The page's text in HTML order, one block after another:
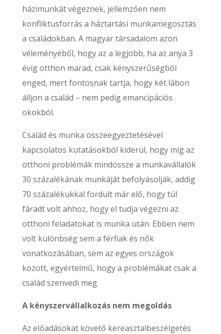
házimunkát végeznek, jellemzően nem
konfliktusforrás a háztartási munkamegosztás
a családokban. A magyar társadalom azon
véleményéből, hogy az a legjobb, ha az anya 3
évig otthon marad, csak kényszerűségből
enged, mert fontosnak tartja, hogy két lábon
álljon a család – nem pedig emancipációs
okokból.
Család és munka összeegyeztetésével
kapcsolatos kutatásokból kiderül, hogy míg az
otthoni problémák mindössze a munkavállalók
30 százalékának munkáját befolyásolják, addig
70 százalékukkal fordult már elő, hogy túl
fáradt volt ahhoz, hogy el tudja végezni az
otthoni feladatokat is munka után. Ebben nem
volt különbség sem a férfiak és nők
vonatkozásában, sem az egyes országok
között, egyértelmű, hogy a problémákat csak a
család szenvedi meg.
A kényszervállalkozás nem megoldás
Az előadásokat követő kereasztalbeszélgetés